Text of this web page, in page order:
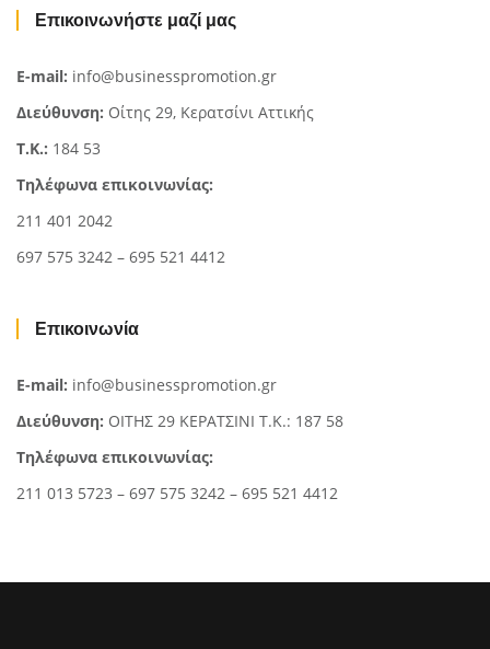
Επικοινωνήστε μαζί μας
E-mail: info@businesspromotion.gr
Διεύθυνση: Οίτης 29, Κερατσίνι Αττικής
Τ.Κ.: 184 53
Τηλέφωνα επικοινωνίας:
211 401 2042
697 575 3242 – 695 521 4412
Επικοινωνία
E-mail: info@businesspromotion.gr
Διεύθυνση: ΟΙΤΗΣ 29 ΚΕΡΑΤΣΙΝΙ Τ.Κ.: 187 58
Τηλέφωνα επικοινωνίας:
211 013 5723 – 697 575 3242 – 695 521 4412